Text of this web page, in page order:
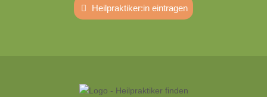
Heilpraktiker:in eintragen